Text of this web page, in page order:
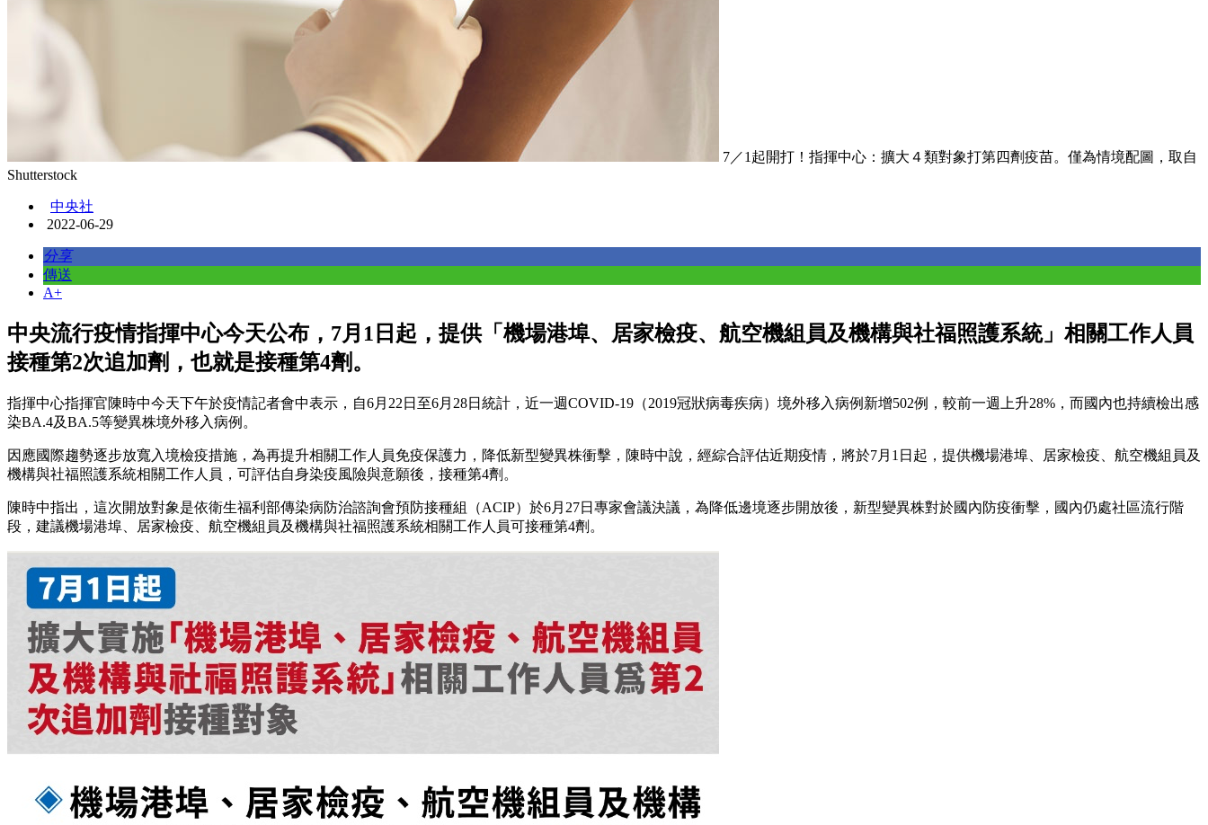
7／1起開打！指揮中心：擴大４類對象打第四劑疫苗。僅為情境配圖，取自
Shutterstock
中央社
2022-06-29
分享
傳送
A+
中央流行疫情指揮中心今天公布，7月1日起，提供「機場港埠、居家檢疫、航空機組員及機構與社福照護系統」相關工作人員
接種第2次追加劑，也就是接種第4劑。
指揮中心指揮官陳時中今天下午於疫情記者會中表示，自6月22日至6月28日統計，近一週COVID-19（2019冠狀病毒疾病）境外移入病例新增502例，較前一週上升28%，而國內也持續檢出感
染BA.4及BA.5等變異株境外移入病例。
因應國際趨勢逐步放寬入境檢疫措施，為再提升相關工作人員免疫保護力，降低新型變異株衝擊，陳時中說，經綜合評估近期疫情，將於7月1日起，提供機場港埠、居家檢疫、航空機組員及
機構與社福照護系統相關工作人員，可評估自身染疫風險與意願後，接種第4劑。
陳時中指出，這次開放對象是依衛生福利部傳染病防治諮詢會預防接種組（ACIP）於6月27日專家會議決議，為降低邊境逐步開放後，新型變異株對於國內防疫衝擊，國內仍處社區流行階
段，建議機場港埠、居家檢疫、航空機組員及機構與社福照護系統相關工作人員可接種第4劑。